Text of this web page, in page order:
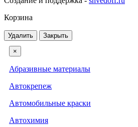
Корзина
Удалить Закрыть
×
Абразивные материалы
Автокрепеж
Автомобильные краски
Автохимия